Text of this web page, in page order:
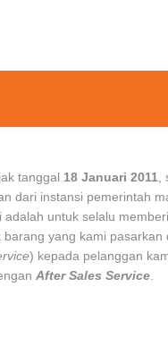
Time Attendant
Time Attendant +
Access Door
tanggal 18 Januari 2011
dari instansi pemerintah
untuk selalu
yang kami
) kepada pelanggan
After Sales Service